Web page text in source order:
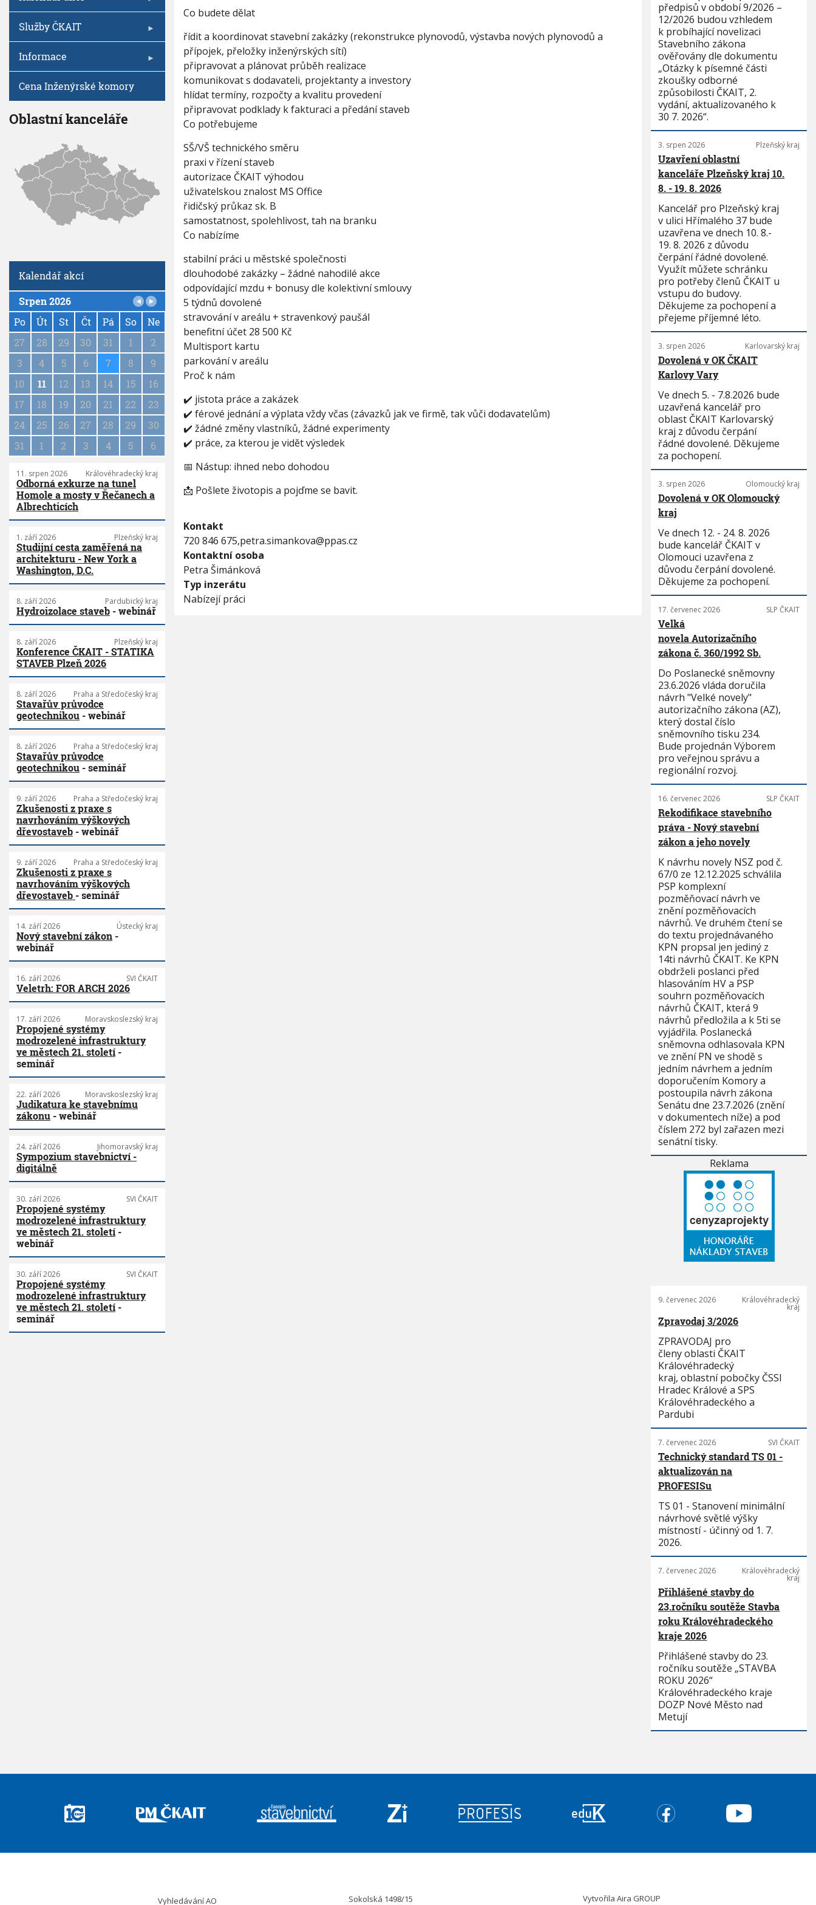
G
E
Y
E
D
O
U
C
Í
Co budete dělat
řídit a koordinovat stavební zakázky (rekonstrukce plynovodů, výstavba nových plynovodů a
přípojek, přeložky inženýrských sítí)
připravovat a plánovat průběh realizace
komunikovat s dodavateli, projektanty a investory
hlídat termíny, rozpočty a kvalitu provedení
připravovat podklady k fakturaci a předání staveb
Co potřebujeme
SŠ/VŠ technického směru
praxi v řízení staveb
autorizace ČKAIT výhodou
uživatelskou znalost MS Office
řidičský průkaz sk. B
samostatnost, spolehlivost, tah na branku
Co nabízíme
stabilní práci u městské společnosti
dlouhodobé zakázky – žádné nahodilé akce
odpovídající mzdu + bonusy dle kolektivní smlouvy
5 týdnů dovolené
stravování v areálu + stravenkový paušál
benefitní účet 28 500 Kč
Multisport kartu
parkování v areálu
Proč k nám
✔️ jistota práce a zakázek
✔️ férové jednání a výplata vždy včas (závazků jak ve firmě, tak vůči dodavatelům)
✔️ žádné změny vlastníků, žádné experimenty
✔️ práce, za kterou je vidět výsledek
📅 Nástup: ihned nebo dohodou
📩 Pošlete životopis a pojďme se bavit.
Kontakt
720 846 675,petra.simankova@ppas.cz
Kontaktní osoba
Petra Šimánková
Typ inzerátu
Nabízejí práci
Služby ČKAIT
Informace
Cena Inženýrské komory
Oblastní kanceláře
Kalendář akcí
P
a
g
a
i
o
n
Srpen 2026
Po
Út St Čt Pá So
Ne
27
28 29 30 31 1
2
3
4 5 6 7 8
9
10
11 12 13 14 15
16
17
18 19 20 21 22
23
24
25 26 27 28 29
30
31
1 2 3 4 5 6
11. srpen 2026 Královéhradecký kraj
Odborná exkurze na tunel
Homole a mosty v Řečanech a
Albrechticích
1. září 2026 Plzeňský kraj
Studijní cesta zaměřená na
architekturu - New York a
Washington, D.C.
8. září 2026 Pardubický kraj
Hydroizolace staveb - webinář
8. září 2026 Plzeňský kraj
Konference ČKAIT - STATIKA
STAVEB Plzeň 2026
8. září 2026 Praha a Středočeský kraj
Stavařův průvodce
geotechnikou - webinář
8. září 2026 Praha a Středočeský kraj
Stavařův průvodce
geotechnikou - seminář
9. září 2026 Praha a Středočeský kraj
Zkušenosti z praxe s
navrhováním výškových
dřevostaveb - webinář
9. září 2026 Praha a Středočeský kraj
Zkušenosti z praxe s
navrhováním výškových
dřevostaveb - seminář
14. září 2026 Ústecký kraj
Nový stavební zákon -
webinář
16. září 2026 SVI ČKAIT
Veletrh: FOR ARCH 2026
17. září 2026 Moravskoslezský kraj
Propojené systémy
modrozelené infrastruktury
ve městech 21. století-
seminář
22. září 2026 Moravskoslezský kraj
Judikatura ke stavebnímu
zákonu - webinář
24. září 2026 Jihomoravský kraj
Sympozium stavebnictví -
digitálně
30. září 2026 SVI ČKAIT
Propojené systémy
modrozelené infrastruktury
ve městech 21. století-
webinář
30. září 2026 SVI ČKAIT
Propojené systémy
modrozelené infrastruktury
ve městech 21. století-
seminář
předpisů v období 9/2026 –
12/2026 budou vzhledem
k probíhající novelizaci
Stavebního zákona
ověřovány dle dokumentu
„Otázky k písemné části
zkoušky odborné
způsobilosti ČKAIT, 2.
vydání, aktualizovaného k
30 7. 2026“.
3. srpen 2026 Plzeňský kraj
Uzavření oblastní
kanceláře Plzeňský kraj 10.
8. - 19. 8. 2026
Kancelář pro Plzeňský kraj
v ulici Hřímalého 37 bude
uzavřena ve dnech 10. 8.-
19. 8. 2026 z důvodu
čerpání řádné dovolené.
Využít můžete schránku
pro potřeby členů ČKAIT u
vstupu do budovy.
Děkujeme za pochopení a
přejeme příjemné léto.
3. srpen 2026 Karlovarský kraj
Dovolená v OK ČKAIT
Karlovy Vary
Ve dnech 5. - 7.8.2026 bude
uzavřená kancelář pro
oblast ČKAIT Karlovarský
kraj z důvodu čerpání
řádné dovolené. Děkujeme
za pochopení.
3. srpen 2026 Olomoucký kraj
Dovolená v OK Olomoucký
kraj
Ve dnech 12. - 24. 8. 2026
bude kancelář ČKAIT v
Olomouci uzavřena z
důvodu čerpání dovolené.
Děkujeme za pochopení.
17. červenec 2026 SLP ČKAIT
Velká
novela Autorizačního
zákona č. 360/1992 Sb.
Do Poslanecké sněmovny
23.6.2026 vláda doručila
návrh "Velké novely"
autorizačního zákona (AZ),
který dostal číslo
sněmovního tisku 234.
Bude projednán Výborem
pro veřejnou správu a
regionální rozvoj.
16. červenec 2026 SLP ČKAIT
Rekodifikace stavebního
práva - Nový stavební
zákon a jeho novely
K návrhu novely NSZ pod č.
67/0 ze 12.12.2025 schválila
PSP komplexní
pozměňovací návrh ve
znění pozměňovacích
návrhů. Ve druhém čtení se
do textu projednávaného
KPN propsal jen jediný z
14ti návrhů ČKAIT. Ke KPN
obdrželi poslanci před
hlasováním HV a PSP
souhrn pozměňovacích
návrhů ČKAIT, která 9
návrhů předložila a k 5ti se
vyjádřila. Poslanecká
sněmovna odhlasovala KPN
ve znění PN ve shodě s
jedním návrhem a jedním
doporučením Komory a
postoupila návrh zákona
Senátu dne 23.7.2026 (znění
v dokumentech níže) a pod
číslem 272 byl zařazen mezi
senátní tisky.
Reklama
9. červenec 2026 Královéhradecký
kraj
Zpravodaj 3/2026
ZPRAVODAJ pro
členy oblasti ČKAIT
Královéhradecký
kraj, oblastní pobočky ČSSI
Hradec Králové a SPS
Královéhradeckého a
Pardubi
7. červenec 2026 SVI ČKAIT
Technický standard TS 01 -
aktualizován na
PROFESISu
TS 01 - Stanovení minimální
návrhové světlé výšky
místností - účinný od 1. 7.
2026.
7. červenec 2026 Královéhradecký
kraj
Přihlášené stavby do
23.ročníku soutěže Stavba
roku Královéhradeckého
kraje 2026
Přihlášené stavby do 23.
ročníku soutěže „STAVBA
ROKU 2026“
Královéhradeckého kraje
DOZP Nové Město nad
Metují
Vyhledávání AO Sokolská 1498/15 VytvořilaAira GROUP